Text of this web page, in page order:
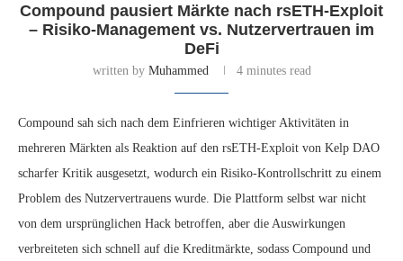
Compound pausiert Märkte nach rsETH‑Exploit
– Risiko‑Management vs. Nutzervertrauen im
DeFi
written by Muhammed 4 minutes read
Compound sah sich nach dem Einfrieren wichtiger Aktivitäten in
mehreren Märkten als Reaktion auf den rsETH-Exploit von Kelp DAO
scharfer Kritik ausgesetzt, wodurch ein Risiko‑Kontrollschritt zu einem
Problem des Nutzervertrauens wurde. Die Plattform selbst war nicht
von dem ursprünglichen Hack betroffen, aber die Auswirkungen
verbreiteten sich schnell auf die Kreditmärkte, sodass Compound und